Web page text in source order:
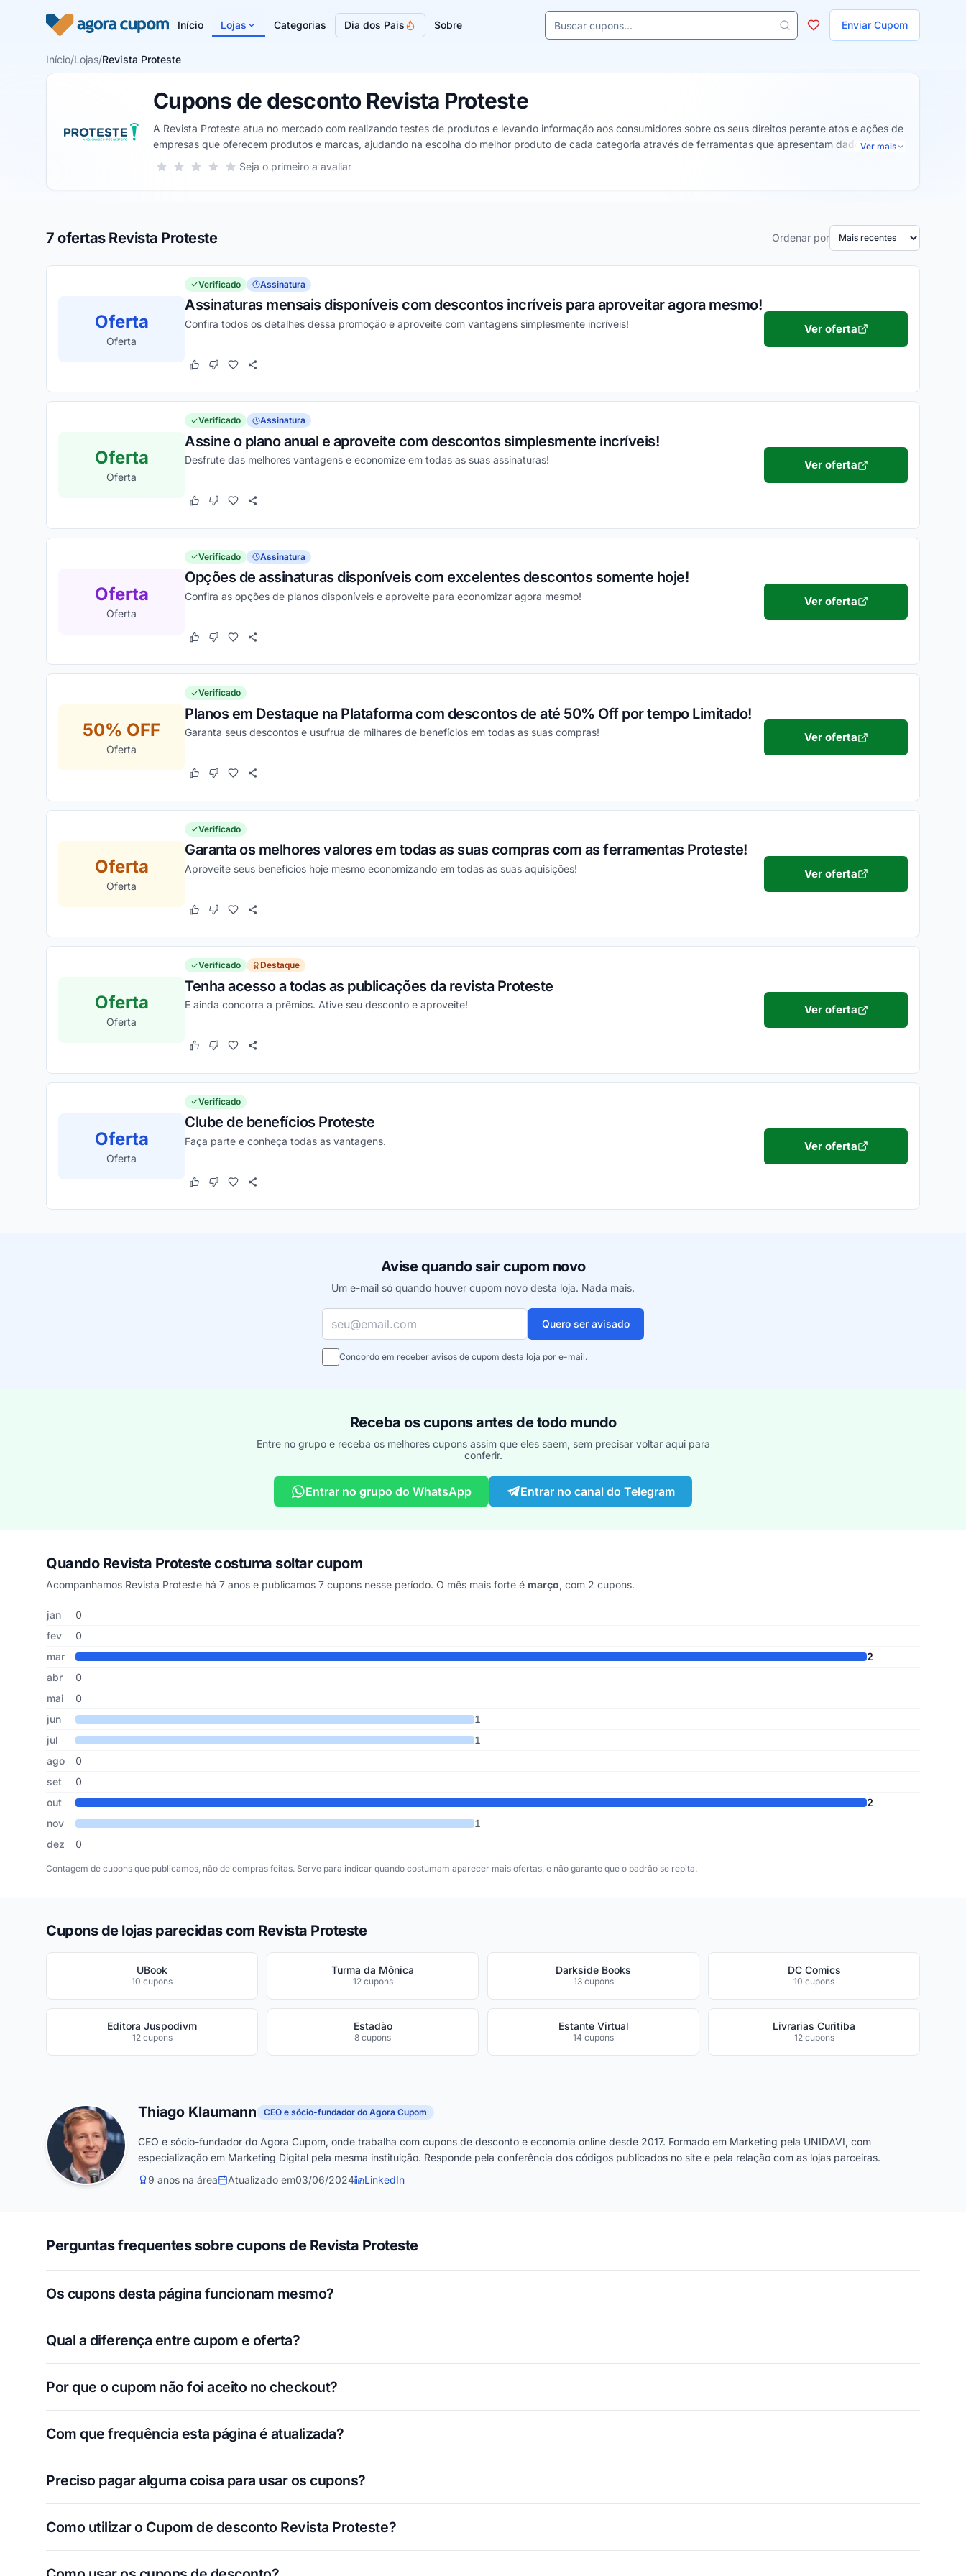
Início Lojas Categorias Dia dos Pais Sobre Enviar Cupom
Buscar cupons e lojas
Início/Lojas/Revista Proteste
Cupons de desconto Revista Proteste
A Revista Proteste atua no mercado com realizando testes de produtos e levando informação aos consumidores sobre os seus direitos perante atos e ações de
empresas que oferecem produtos e marcas, ajudando na escolha do melhor produto de cada categoria através de ferramentas que apresentam dados
comparativos entre cada produto.
Ver mais
Sua nota para Revista Proteste, de 1 a 5 estrelas
5 estrelas
4 estrelas
3 estrelas
2 estrelas
1 estrela Seja o primeiro a avaliar
7 ofertas Revista Proteste Ordenar por
Oferta
Oferta
Verificado Assinatura
Assinaturas mensais disponíveis com descontos incríveis para aproveitar agora mesmo!
Confira todos os detalhes dessa promoção e aproveite com vantagens simplesmente incríveis!
Este cupom funcionou
Este cupom não funcionou
Ver oferta
Oferta
Oferta
Verificado Assinatura
Assine o plano anual e aproveite com descontos simplesmente incríveis!
Desfrute das melhores vantagens e economize em todas as suas assinaturas!
Este cupom funcionou
Este cupom não funcionou
Ver oferta
Oferta
Oferta
Verificado Assinatura
Opções de assinaturas disponíveis com excelentes descontos somente hoje!
Confira as opções de planos disponíveis e aproveite para economizar agora mesmo!
Este cupom funcionou
Este cupom não funcionou
Ver oferta
50% OFF
Oferta
Verificado
Planos em Destaque na Plataforma com descontos de até 50% Off por tempo Limitado!
Garanta seus descontos e usufrua de milhares de benefícios em todas as suas compras!
Este cupom funcionou
Este cupom não funcionou
Ver oferta
Oferta
Oferta
Verificado
Garanta os melhores valores em todas as suas compras com as ferramentas Proteste!
Aproveite seus benefícios hoje mesmo economizando em todas as suas aquisições!
Este cupom funcionou
Este cupom não funcionou
Ver oferta
Oferta
Oferta
Verificado Destaque
Tenha acesso a todas as publicações da revista Proteste
E ainda concorra a prêmios. Ative seu desconto e aproveite!
Este cupom funcionou
Este cupom não funcionou
Ver oferta
Oferta
Oferta
Verificado
Clube de benefícios Proteste
Faça parte e conheça todas as vantagens.
Este cupom funcionou
Este cupom não funcionou
Ver oferta
Avise quando sair cupom novo
Um e-mail só quando houver cupom novo desta loja. Nada mais.
Quero ser avisado
Concordo em receber avisos de cupom desta loja por e-mail.
Receba os cupons antes de todo mundo
Entre no grupo e receba os melhores cupons assim que eles saem, sem precisar voltar aqui para
conferir.
Entrar no grupo do WhatsApp Entrar no canal do Telegram
Quando Revista Proteste costuma soltar cupom
Acompanhamos Revista Proteste há 7 anos e publicamos 7 cupons nesse período. O mês mais forte é março, com 2 cupons.
Cupons de Revista Proteste publicados por mês, somando os últimos 7 anos
Mês Cupons publicados
jan
0
fev
0
mar
2
abr
0
mai
0
jun
1
jul
1
ago
0
set
0
out
2
nov
1
dez
0
Contagem de cupons que publicamos, não de compras feitas. Serve para indicar quando costumam aparecer mais ofertas, e não garante que o padrão se repita.
Cupons de lojas parecidas com Revista Proteste
UBook
10 cupons
Turma da Mônica
12 cupons
Darkside Books
13 cupons
DC Comics
10 cupons
Editora Juspodivm
12 cupons
Estadão
8 cupons
Estante Virtual
14 cupons
Livrarias Curitiba
12 cupons
Thiago Klaumann CEO e sócio-fundador do Agora Cupom
CEO e sócio-fundador do Agora Cupom, onde trabalha com cupons de desconto e economia online desde 2017. Formado em Marketing pela UNIDAVI, com
especialização em Marketing Digital pela mesma instituição. Responde pela conferência dos códigos publicados no site e pela relação com as lojas parceiras.
9 anos na área
Atualizado em03/06/2024 LinkedIn
Perguntas frequentes sobre cupons de Revista Proteste
Os cupons desta página funcionam mesmo?
Qual a diferença entre cupom e oferta?
Por que o cupom não foi aceito no checkout?
Com que frequência esta página é atualizada?
Preciso pagar alguma coisa para usar os cupons?
Como utilizar o Cupom de desconto Revista Proteste?